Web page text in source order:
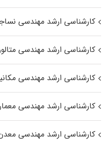
کارشناسی ارشد مهندسی
کارشناسی ارشد مهندسی
کارشناسی ارشد مهندسی
کارشناسی ارشد مهندسی
کارشناسی ارشد مهندسی